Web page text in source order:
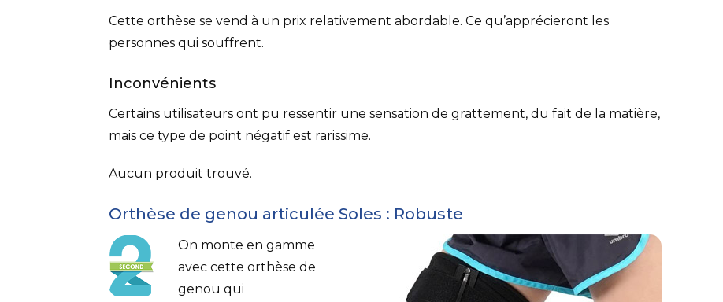
Cette orthèse se vend à un prix relativement abordable. Ce qu’apprécieront les
personnes qui souffrent.
Inconvénients
Certains utilisateurs ont pu ressentir une sensation de grattement, du fait de la matière,
mais ce type de point négatif est rarissime.
Aucun produit trouvé.
Orthèse de genou articulée Soles : Robuste
On monte en gamme
avec cette orthèse de
genou qui